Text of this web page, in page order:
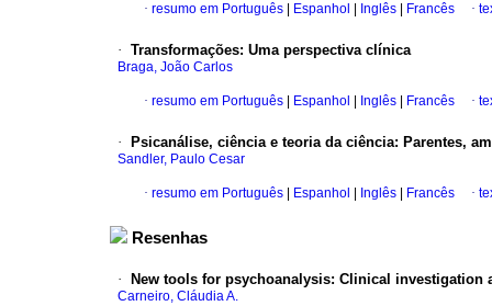
· resumo em Português Espanhol Inglês Francês ·
· Transformações: Uma perspectiva clínica
Braga, João Carlos
· resumo em Português Espanhol Inglês Francês ·
· Psicanálise, ciência e teoria da ciência: Parentes,
Sandler, Paulo Cesar
· resumo em Português Espanhol Inglês Francês ·
Resenhas
· New tools for psychoanalysis: Clinical
Carneiro, Cláudia A.